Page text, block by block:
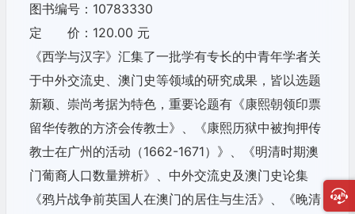
图书编号：10783330
定 价：120.00 元
《西学与汉字》汇集了一批学有专长的中青年学者关
于中外交流史、 澳门史等领域的研究成果，皆以选题
新颖、崇尚考据为特色， 重要论题有《康熙朝领印票
留华传教的方济会传教士》、《康熙历狱中被拘押传
教士在广州的活动（1662-1671）》、
《明清时期澳
门葡裔人口数量辨析》、中外交流史及澳门史论集
《鸦片战争前英国人在澳门的居住与生活》、《晚清